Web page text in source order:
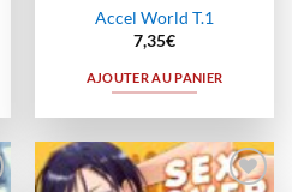
Accel World T.1
7,35€
AJOUTER AU PANIER